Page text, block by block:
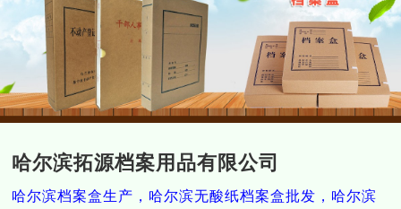
哈尔滨拓源档案用品有限公司
哈尔滨档案盒生产，哈尔滨无酸纸档案盒批发，哈尔滨